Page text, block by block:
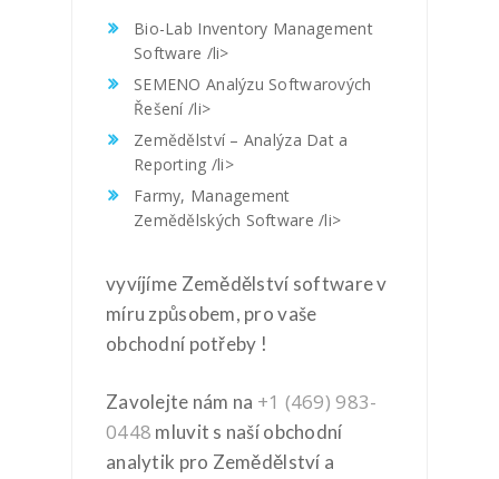
Bio-Lab Inventory Management
Software /li>
SEMENO Analýzu Softwarových
Řešení /li>
Zemědělství – Analýza Dat a
Reporting /li>
Farmy, Management
Zemědělských Software /li>
vyvíjíme Zemědělství software v
míru způsobem, pro vaše
obchodní potřeby !
Zavolejte nám na +1 (469) 983-
0448 mluvit s naší obchodní
analytik pro Zemědělství a